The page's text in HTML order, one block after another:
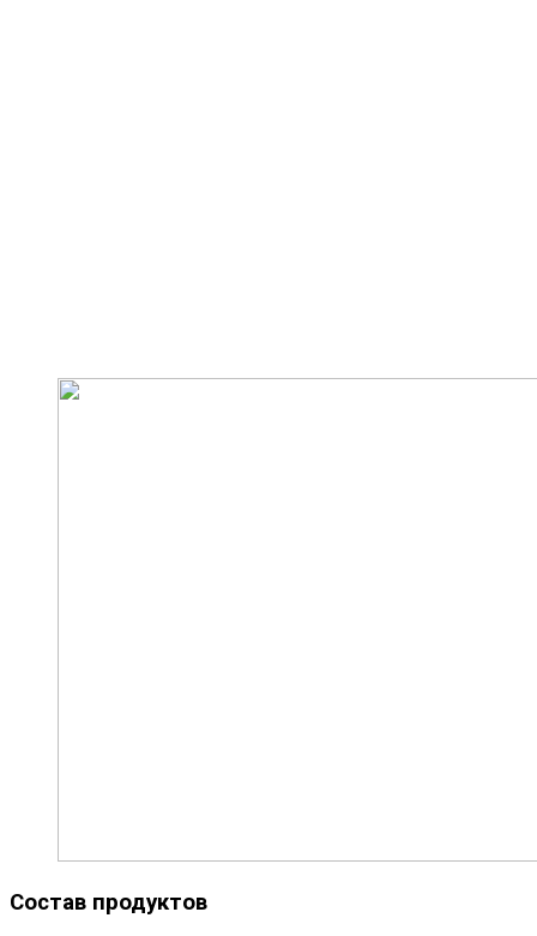
Состав продуктов